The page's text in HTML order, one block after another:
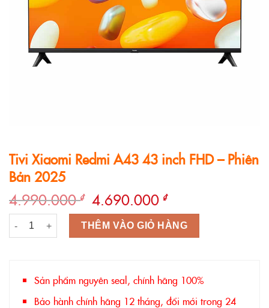
Tivi Xiaomi Redmi A43 43 inch FHD – Phiên
Bản 2025
4.990.000₫ Giá
gốc
là:
4.990.000 ₫.
4.690.000 ₫Giá
hiện
tại
là:
Tivi Xiaomi Redmi A43 43 inch FHD – Phiên Bản 2025 số lượng
THÊM VÀO GIỎ HÀNG
Sản phẩm nguyên seal, chính hãng 100%
Bảo hành chính hãng 12 tháng, đổi mới trong 24